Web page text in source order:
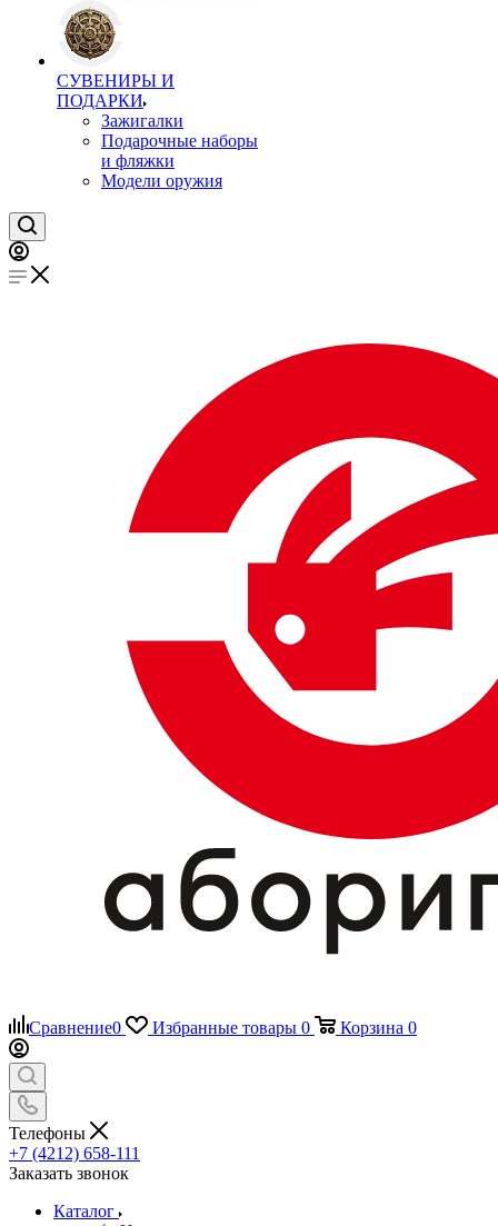
СУВЕНИРЫ И
ПОДАРКИ
Зажигалки
Подарочные наборы
и фляжки
Модели оружия
Сравнение0 Избранные товары 0 Корзина 0
Телефоны
+7 (4212) 658-111
Заказать звонок
Каталог